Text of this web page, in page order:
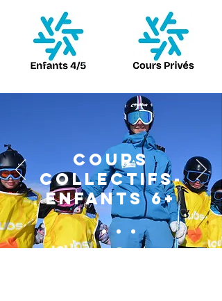
Cours
collectifs-
Enfants 6+